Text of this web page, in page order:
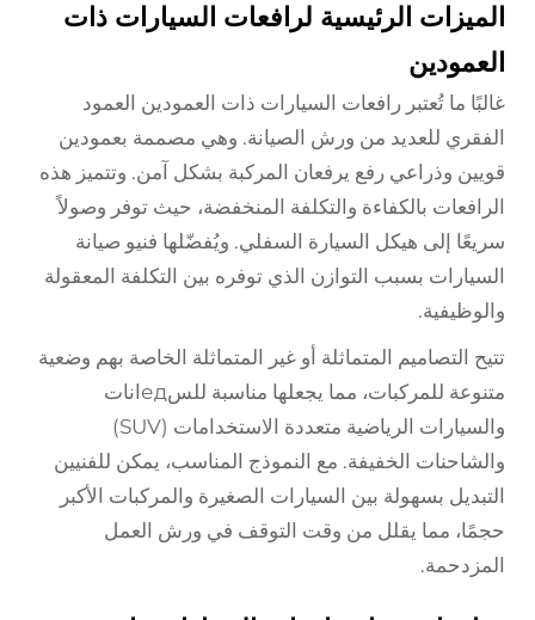
الميزات الرئيسية لرافعات السيارات ذات
العمودين
غالبًا ما تُعتبر رافعات السيارات ذات العمودين العمود
الفقري للعديد من ورش الصيانة. وهي مصممة بعمودين
قويين وذراعي رفع يرفعان المركبة بشكل آمن. وتتميز هذه
الرافعات بالكفاءة والتكلفة المنخفضة، حيث توفر وصولاً
سريعًا إلى هيكل السيارة السفلي. ويُفضّلها فنيو صيانة
السيارات بسبب التوازن الذي توفره بين التكلفة المعقولة
والوظيفية.
تتيح التصاميم المتماثلة أو غير المتماثلة الخاصة بهم وضعية
متنوعة للمركبات، مما يجعلها مناسبة للسедانات
والسيارات الرياضية متعددة الاستخدامات (SUV)
والشاحنات الخفيفة. مع النموذج المناسب، يمكن للفنيين
التبديل بسهولة بين السيارات الصغيرة والمركبات الأكبر
حجمًا، مما يقلل من وقت التوقف في ورش العمل
المزدحمة.